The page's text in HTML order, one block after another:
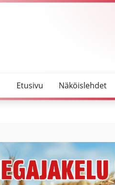
Etusivu Näköislehdet